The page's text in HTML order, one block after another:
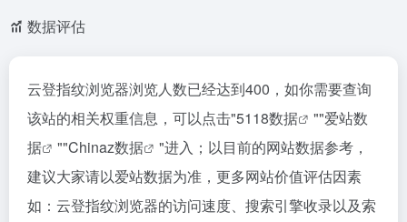
数据评估
云登指纹浏览器浏览人数已经达到400，如你需要查询
该站的相关权重信息，可以点击"5118数据 ""爱站数
据
""Chinaz数据
"进入；以目前的网站数据参考，
建议大家请以爱站数据为准，更多网站价值评估因素
如：云登指纹浏览器的访问速度、搜索引擎收录以及索